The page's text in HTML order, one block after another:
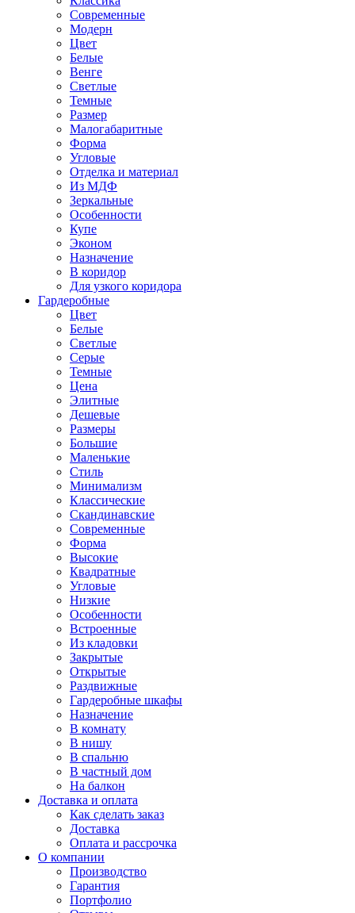
Современные
Модерн
Цвет
Белые
Венге
Светлые
Темные
Размер
Малогабаритные
Форма
Угловые
Отделка и материал
Из МДФ
Зеркальные
Особенности
Купе
Эконом
Назначение
В коридор
Для узкого коридора
Гардеробные
Цвет
Белые
Светлые
Серые
Темные
Цена
Элитные
Дешевые
Размеры
Большие
Маленькие
Стиль
Минимализм
Классические
Скандинавские
Современные
Форма
Высокие
Квадратные
Угловые
Низкие
Особенности
Встроенные
Из кладовки
Закрытые
Открытые
Раздвижные
Гардеробные шкафы
Назначение
В комнату
В нишу
В спальню
В частный дом
На балкон
Доставка и оплата
Как сделать заказ
Доставка
Оплата и рассрочка
О компании
Производство
Гарантия
Портфолио